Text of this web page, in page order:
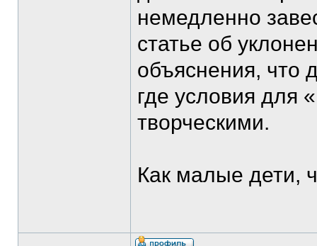
немедленно
статье об
объяснения, что
где условия для
творческими.
Как малые дети,